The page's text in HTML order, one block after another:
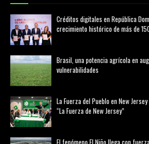
Créditos digitales en República
crecimiento histórico de más de
Brasil, una potencia agrícola en
vulnerabilidades
La Fuerza del Pueblo en New
“La Fuerza de New Jersey”
El fenómeno El Niño llega con